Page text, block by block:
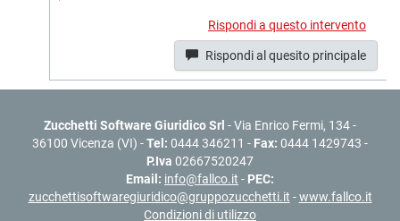
Rispondi a questo intervento
Rispondi al quesito principale
Zucchetti Software Giuridico Srl - Via Enrico Fermi, 134 -
36100 Vicenza (VI) -Tel: 0444 346211 - Fax: 0444 1429743 -
P.Iva 02667520247
Email: info@fallco.it - PEC:
zucchettisoftwaregiuridico@gruppozucchetti.it -www.fallco.it
Condizioni di utilizzo